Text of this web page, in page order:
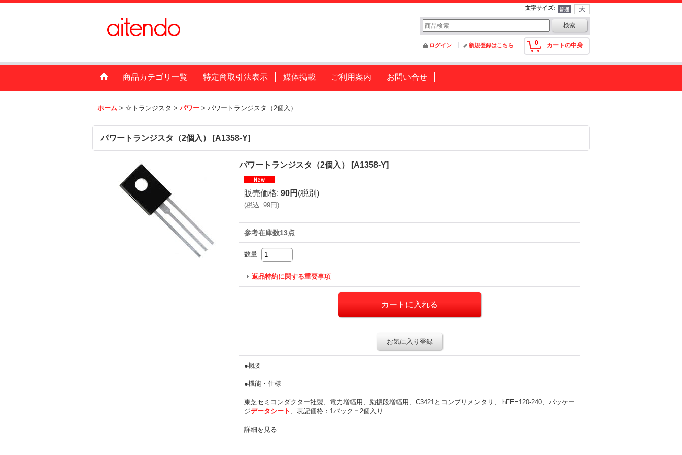
文字サイズ:
0 カートの中身
ログイン 新規登録はこちら
商品カテゴリ一覧 特定商取引法表示 媒体掲載 ご利用案内 お問い合せ
ホーム > ☆トランジスタ > パワー > パワートランジスタ（2個入）
パワートランジスタ（2個入） [A1358-Y]
パワートランジスタ（2個入） [A1358-Y]
販売価格: 90円 (税別)
(税込: 99円)
参考在庫数13点
数量:
返品特約に関する重要事項
お気に入り登録
●概要
●機能・仕様
東芝セミコンダクター社製、電力増幅用、励振段増幅用、C3421とコンプリメンタリ、 hFE=120-240、パッケー
ジデータシート 、表記価格：1パック＝2個入り
詳細を見る